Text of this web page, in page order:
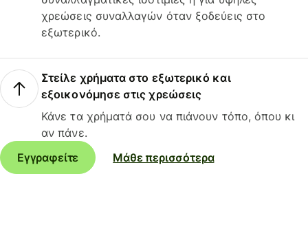
χρεώσεις συναλλαγών όταν ξοδεύεις στο
εξωτερικό.
Στείλε χρήματα στο εξωτερικό και
εξοικονόμησε στις χρεώσεις
Κάνε τα χρήματά σου να πιάνουν τόπο, όπου κι
αν πάνε.
Εγγραφείτε
Μάθε περισσότερα